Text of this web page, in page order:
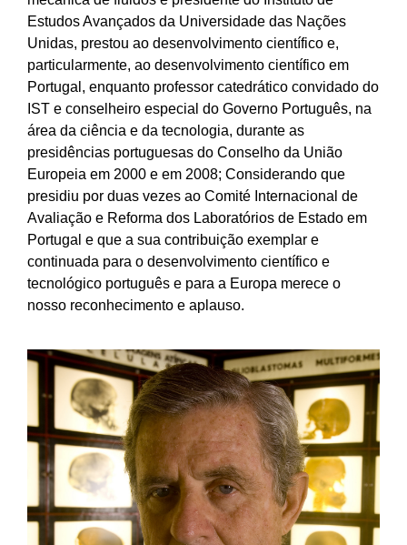
Estudos Avançados da Universidade das Nações
Unidas, prestou ao desenvolvimento científico e,
particularmente, ao desenvolvimento científico em
Portugal, enquanto professor catedrático convidado do
IST e conselheiro especial do Governo Português, na
área da ciência e da tecnologia, durante as
presidências portuguesas do Conselho da União
Europeia em 2000 e em 2008; Considerando que
presidiu por duas vezes ao Comité Internacional de
Avaliação e Reforma dos Laboratórios de Estado em
Portugal e que a sua contribuição exemplar e
continuada para o desenvolvimento científico e
tecnológico português e para a Europa merece o
nosso reconhecimento e aplauso.